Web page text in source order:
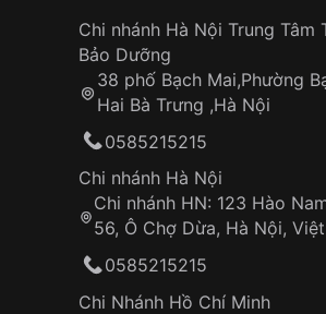
Chi nhánh Hà Nội Trung Tâm
Bảo Dưỡng
38 phố Bạch Mai,Phường
Hai Bà Trưng ,Hà Nội
0585215215
Chi nhánh Hà Nội
Chi nhánh HN: 123 Hào
56, Ô Chợ Dừa, Hà Nội,
0585215215
Chi Nhánh Hồ Chí Minh